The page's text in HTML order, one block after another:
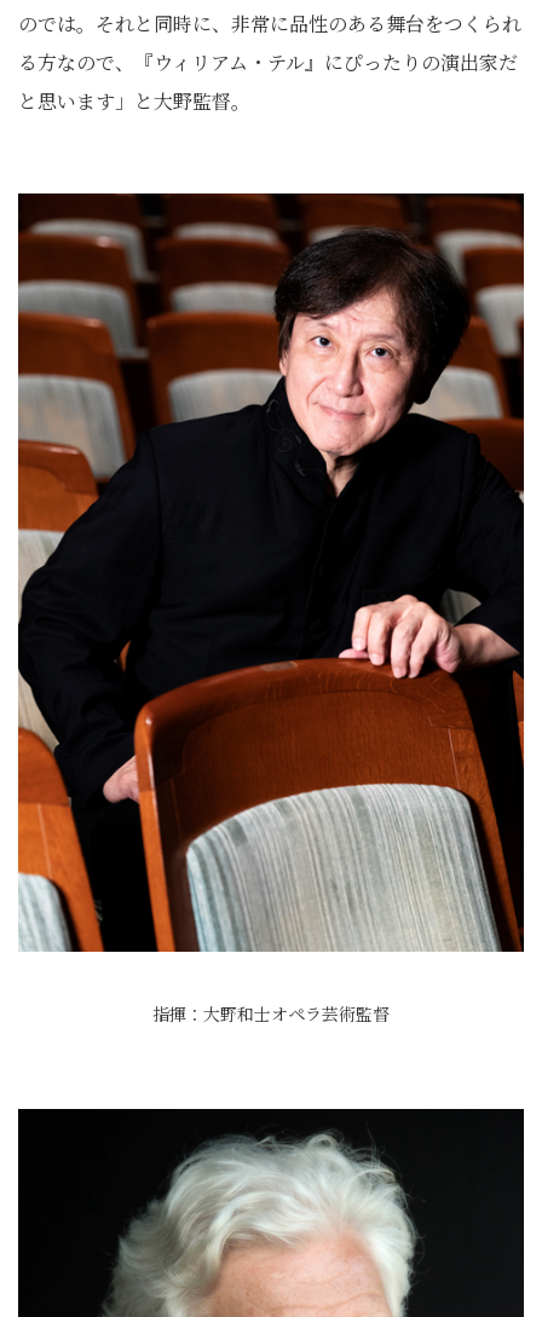
のでは。それと同時に、非常に品性のある舞台をつくられ
る方なので、『ウィリアム・テル』にぴったりの演出家だ
と思います」と大野監督。
指揮：大野和士オペラ芸術監督